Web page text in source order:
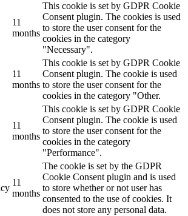
11
months
This cookie is set by GDPR Cookie
Consent plugin. The cookies is used
to store the user consent for the
cookies in the category
"Necessary".
11
months
This cookie is set by GDPR Cookie
Consent plugin. The cookie is used
to store the user consent for the
cookies in the category "Other.
11
months
This cookie is set by GDPR Cookie
Consent plugin. The cookie is used
to store the user consent for the
cookies in the category
"Performance".
11
months
The cookie is set by the GDPR
Cookie Consent plugin and is used
to store whether or not user has
consented to the use of cookies. It
does not store any personal data.